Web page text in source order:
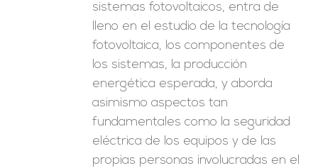
sistemas fotovoltaicos, entra de
lleno en el estudio de la tecnología
fotovoltaica, los componentes de
los sistemas, la producción
energética esperada, y aborda
asimismo aspectos tan
fundamentales como la seguridad
eléctrica de los equipos y de las
propias personas involucradas en el